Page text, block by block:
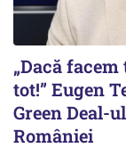
„Dacă
tot!” Eugen
Green Deal-
României